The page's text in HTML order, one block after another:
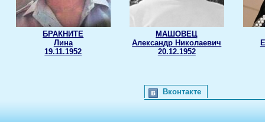
БРАКНИТЕ
Лина
19.11.1952
МАШОВЕЦ
Александр Николаевич
20.12.1952
Вконтакте